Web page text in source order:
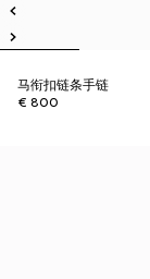
马衔扣链条手链
€ 800